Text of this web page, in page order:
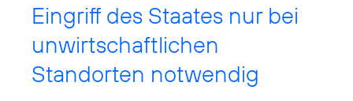
Eingriff des Staates nur bei
unwirtschaftlichen
Standorten notwendig